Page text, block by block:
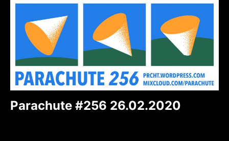
Parachute #256 26.02.2020